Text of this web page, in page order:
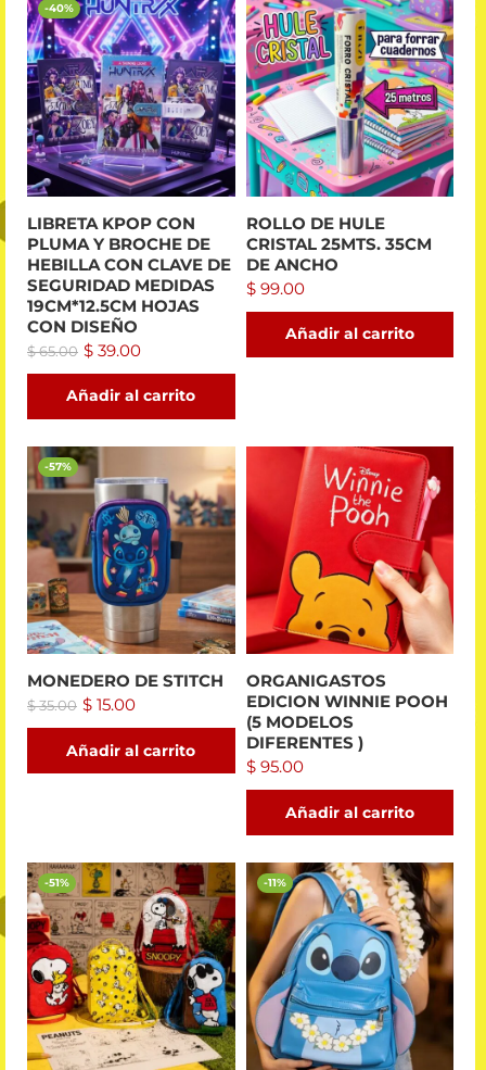
-40%
LIBRETA KPOP CON
PLUMA Y BROCHE DE
HEBILLA CON CLAVE DE
SEGURIDAD MEDIDAS
19CM*12.5CM HOJAS
CON DISEÑO
$65.00 $ 39.00
Añadir al carrito
ROLLO DE HULE
CRISTAL 25MTS. 35CM
DE ANCHO
$99.00
Añadir al carrito
-57%
MONEDERO DE STITCH
$35.00 $ 15.00
Añadir al carrito
ORGANIGASTOS
EDICION WINNIE POOH
(5 MODELOS
DIFERENTES )
$95.00
Añadir al carrito
-51% -11%